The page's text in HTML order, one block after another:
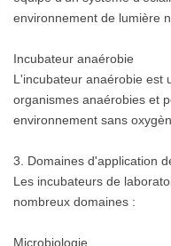
environnement de lumière
Incubateur anaérobie
L'incubateur anaérobie est
organismes anaérobies et
environnement sans
3. Domaines d'application
Les incubateurs de
nombreux domaines :
Microbiologie